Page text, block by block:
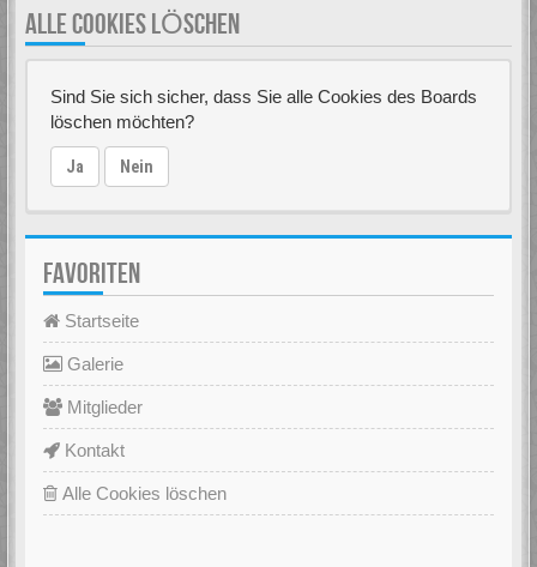
ALLE COOKIES LÖSCHEN
Sind Sie sich sicher, dass Sie alle Cookies des Boards
löschen möchten?
Ja Nein
FAVORITEN
Startseite
Galerie
Mitglieder
Kontakt
Alle Cookies löschen